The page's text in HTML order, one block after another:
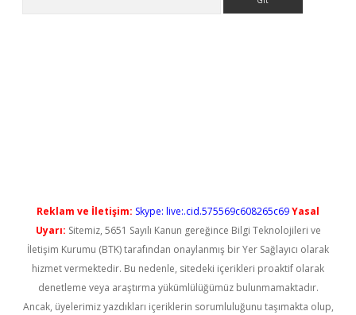
Reklam ve İletişim: Skype: live:.cid.575569c608265c69Yasal
Uyarı: Sitemiz, 5651 Sayılı Kanun gereğince Bilgi Teknolojileri ve
İletişim Kurumu (BTK) tarafından onaylanmış bir Yer Sağlayıcı olarak
hizmet vermektedir. Bu nedenle, sitedeki içerikleri proaktif olarak
denetleme veya araştırma yükümlülüğümüz bulunmamaktadır.
Ancak, üyelerimiz yazdıkları içeriklerin sorumluluğunu taşımakta olup,